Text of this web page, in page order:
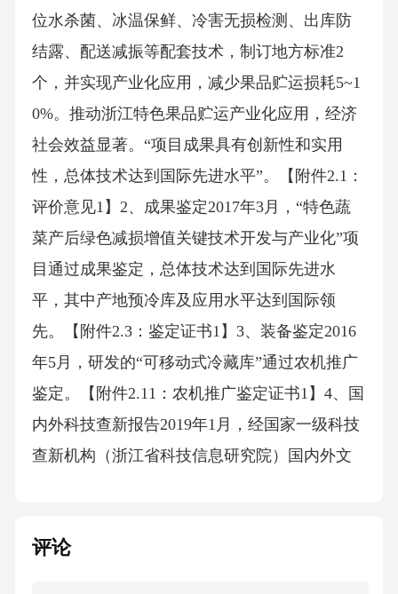
位水杀菌、冰温保鲜、冷害无损检测、出库防
结露、配送减振等配套技术，制订地方标准2
个，并实现产业化应用，减少果品贮运损耗5~1
0%。推动浙江特色果品贮运产业化应用，经济
社会效益显著。“项目成果具有创新性和实用
性，总体技术达到国际先进水平”。【附件2.1：
评价意见1】2、成果鉴定2017年3月，“特色蔬
菜产后绿色减损增值关键技术开发与产业化”项
目通过成果鉴定，总体技术达到国际先进水
平，其中产地预冷库及应用水平达到国际领
先。【附件2.3：鉴定证书1】3、装备鉴定2016
年5月，研发的“可移动式冷藏库”通过农机推广
鉴定。【附件2.11：农机推广鉴定证书1】4、国
内外科技查新报告2019年1月，经国家一级科技
查新机构（浙江省科技信息研究院）国内外文
品感知等方面“除查新委托项目合作单位已申请
评论